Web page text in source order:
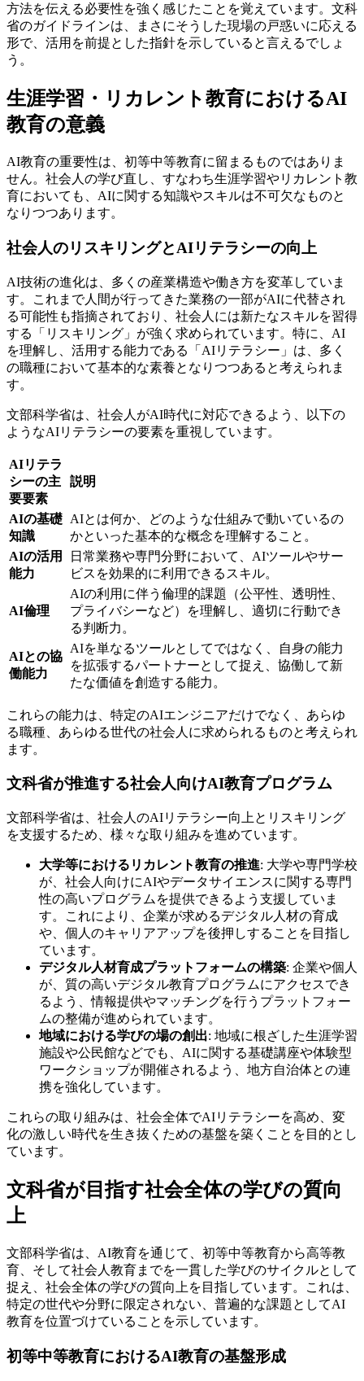
方法を伝える必要性を強く感じたことを覚えています。文科
省のガイドラインは、まさにそうした現場の戸惑いに応える
形で、活用を前提とした指針を示していると言えるでしょ
う。
生涯学習・リカレント教育におけるAI
教育の意義
AI教育の重要性は、初等中等教育に留まるものではありま
せん。社会人の学び直し、すなわち生涯学習やリカレント教
育においても、AIに関する知識やスキルは不可欠なものと
なりつつあります。
社会人のリスキリングとAIリテラシーの向上
AI技術の進化は、多くの産業構造や働き方を変革していま
す。これまで人間が行ってきた業務の一部がAIに代替され
る可能性も指摘されており、社会人には新たなスキルを習得
する「リスキリング」が強く求められています。特に、AI
を理解し、活用する能力である「AIリテラシー」は、多く
の職種において基本的な素養となりつつあると考えられま
す。
文部科学省は、社会人がAI時代に対応できるよう、以下の
ようなAIリテラシーの要素を重視しています。
AIリテラ
シーの主
要要素
説明
AIの基礎
知識
AIとは何か、どのような仕組みで動いているの
かといった基本的な概念を理解すること。
AIの活用
能力
日常業務や専門分野において、AIツールやサー
ビスを効果的に利用できるスキル。
AI倫理
AIの利用に伴う倫理的課題（公平性、透明性、
プライバシーなど）を理解し、適切に行動でき
る判断力。
AIとの協
働能力
AIを単なるツールとしてではなく、自身の能力
を拡張するパートナーとして捉え、協働して新
たな価値を創造する能力。
これらの能力は、特定のAIエンジニアだけでなく、あらゆ
る職種、あらゆる世代の社会人に求められるものと考えられ
ます。
文科省が推進する社会人向けAI教育プログラム
文部科学省は、社会人のAIリテラシー向上とリスキリング
を支援するため、様々な取り組みを進めています。
大学等におけるリカレント教育の推進: 大学や専門学校
が、社会人向けにAIやデータサイエンスに関する専門
性の高いプログラムを提供できるよう支援していま
す。これにより、企業が求めるデジタル人材の育成
や、個人のキャリアアップを後押しすることを目指し
ています。
デジタル人材育成プラットフォームの構築: 企業や個人
が、質の高いデジタル教育プログラムにアクセスでき
るよう、情報提供やマッチングを行うプラットフォー
ムの整備が進められています。
地域における学びの場の創出: 地域に根ざした生涯学習
施設や公民館などでも、AIに関する基礎講座や体験型
ワークショップが開催されるよう、地方自治体との連
携を強化しています。
これらの取り組みは、社会全体でAIリテラシーを高め、変
化の激しい時代を生き抜くための基盤を築くことを目的とし
ています。
文科省が目指す社会全体の学びの質向
上
文部科学省は、AI教育を通じて、初等中等教育から高等教
育、そして社会人教育までを一貫した学びのサイクルとして
捉え、社会全体の学びの質向上を目指しています。これは、
特定の世代や分野に限定されない、普遍的な課題としてAI
教育を位置づけていることを示しています。
初等中等教育におけるAI教育の基盤形成